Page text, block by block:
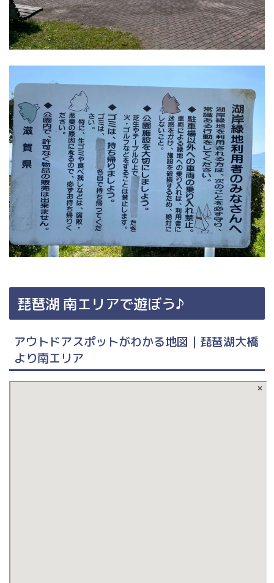
琵琶湖 南エリアで遊ぼう♪
アウトドアスポットがわかる地図｜琵琶湖大橋
より南エリア